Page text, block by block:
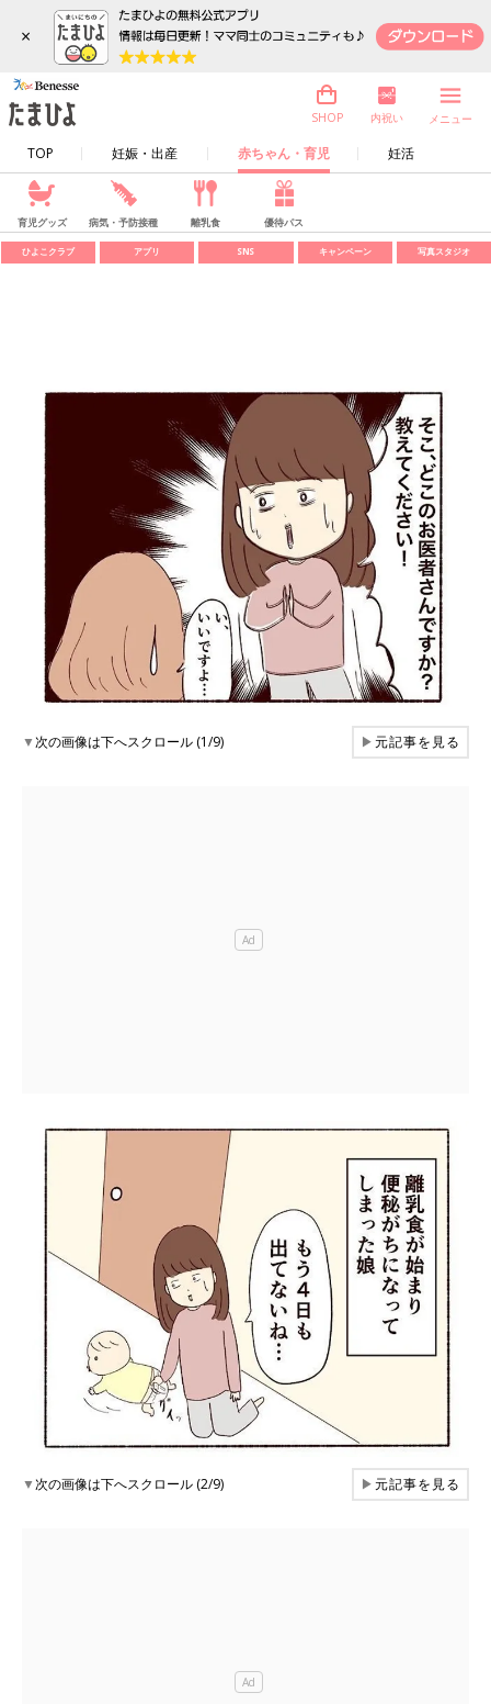
×
TOP 妊娠・出産 赤ちゃん・育児 妊活
SHOP 内祝い メニュー
育児グッズ 病気・予防接種 離乳食 優待パス
ひよこクラブ アプリ SNS キャンペーン 写真スタジオ
▼次の画像は下へスクロール (1/9) ▶元記事を見る
▼次の画像は下へスクロール (2/9) ▶元記事を見る